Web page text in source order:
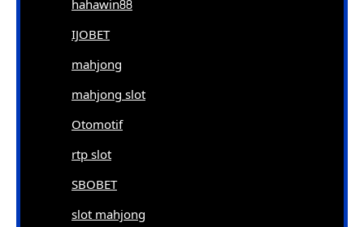
hahawin88
IJOBET
mahjong
mahjong slot
Otomotif
rtp slot
SBOBET
slot mahjong